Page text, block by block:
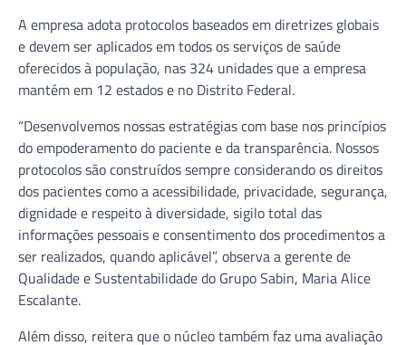
A empresa adota protocolos baseados em diretrizes globais
e devem ser aplicados em todos os serviços de saúde
oferecidos à população, nas 324 unidades que a empresa
mantém em 12 estados e no Distrito Federal.
“Desenvolvemos nossas estratégias com base nos princípios
do empoderamento do paciente e da transparência. Nossos
protocolos são construídos sempre considerando os direitos
dos pacientes como a acessibilidade, privacidade, segurança,
dignidade e respeito à diversidade, sigilo total das
informações pessoais e consentimento dos procedimentos a
ser realizados, quando aplicável”, observa a gerente de
Qualidade e Sustentabilidade do Grupo Sabin, Maria Alice
Escalante.
Além disso, reitera que o núcleo também faz uma avaliação